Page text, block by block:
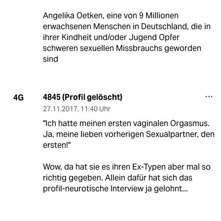
Angelika Oetken, eine von 9 Millionen
erwachsenen Menschen in Deutschland, die in
ihrer Kindheit und/oder Jugend Opfer
schweren sexuellen Missbrauchs geworden
sind
4G 4845 (Profil gelöscht)
27.11.2017, 11:40 Uhr
"Ich hatte meinen ersten vaginalen Orgasmus.
Ja, meine lieben vorherigen Sexualpartner, den
ersten!"
Wow, da hat sie es ihren Ex-Typen aber mal so
richtig gegeben. Allein dafür hat sich das
profil-neurotische Interview ja gelohnt...